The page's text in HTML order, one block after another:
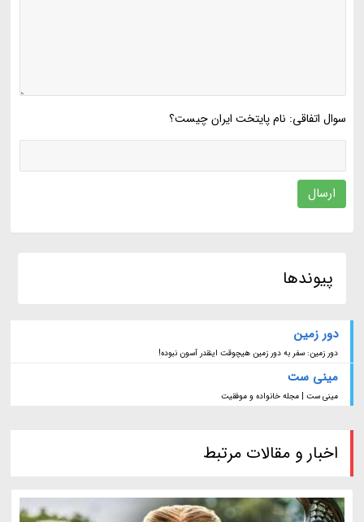
سوال اتفاقی: نام پایتخت ایران چیست؟
ارسال
پیوندها
دور زمین
دور زمین: سفر به دور زمین هیچوقت اینقدر آسون نبوده!
مینی ست
مینی ست | مجله خانواده و موفقیت
اخبار و مقالات مرتبط